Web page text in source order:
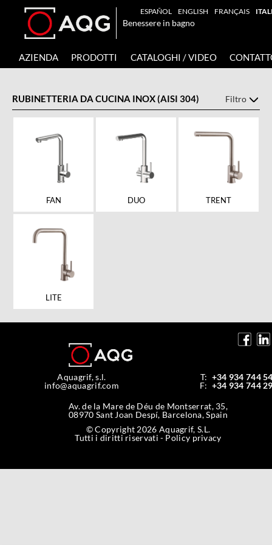
Benessere in bagno
AZIENDA PRODOTTI CATALOGHI / VIDEO
ESPAÑOL ENGLISH FRANÇAIS
RUBINETTERIA DA CUCINA INOX (AISI 304) Filtro
FAN DUO TRENT
LITE
Aquagrif, s.l.
info@aquagrif.com
T: +34 934 744
F: +34 934 744
Av. de la Mare de Déu de Montserrat, 35,
08970 Sant Joan Despí, Barcelona, Spain
© Copyright 2026 Aquagrif, S.L.
Tutti i diritti riservati - Policy privacy